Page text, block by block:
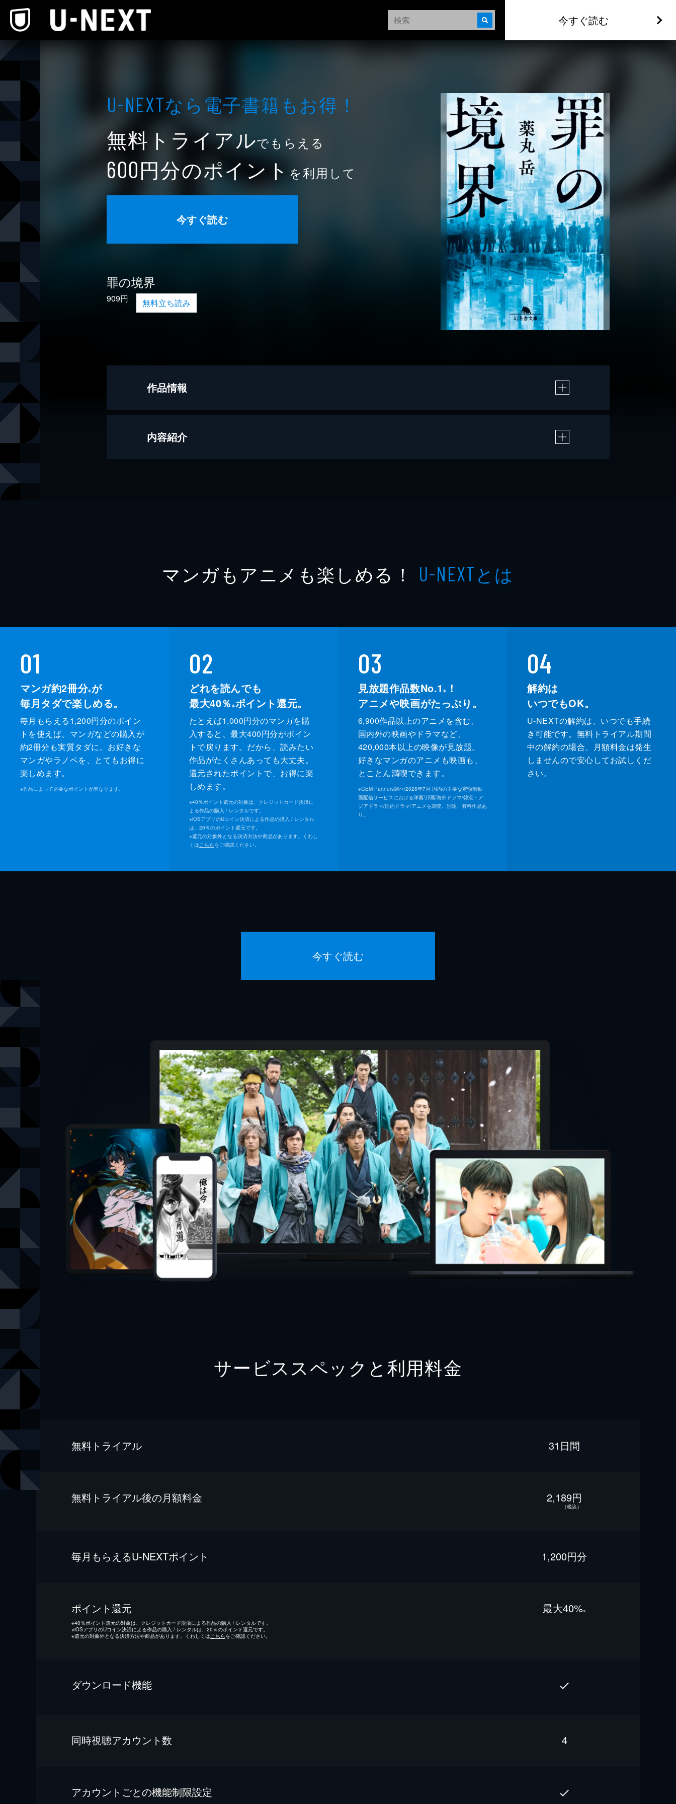
今すぐ読む
U-NEXTなら電⼦書籍もお得！
無料トライアルでもらえる
600円分のポイント を利用して
今すぐ読む
罪の境界
909円 無料立ち読み
作品情報
著者
内容紹介
マンガもアニメも楽しめる！ U-NEXTとは
01
マンガ約2冊分※が
毎月タダで楽しめる。
毎月もらえる1,200円分のポイン
トを使えば、マンガなどの購入が
約2冊分も実質タダに。お好きな
マンガやラノベを、とてもお得に
楽しめます。
※作品によって必要なポイントが異なります。
02
どれを読んでも
最大40％ ※ポイント還元。
たとえば1,000円分のマンガを購
入すると、最大400円分がポイン
トで戻ります。だから、読みたい
作品がたくさんあっても大丈夫。
還元されたポイントで、お得に楽
しめます。
※40％ポイント還元の対象は、クレジットカード決済に
よる作品の購入 / レンタルです。
※iOSアプリのUコイン決済による作品の購入 / レンタル
は、20％のポイント還元です。
※還元の対象外となる決済方法や商品があります。くわし
くは こちらをご確認ください。
03
見放題作品数No.1 ※
！
アニメや映画がたっぷり。
6,900作品以上のアニメを含む、
国内外の映画やドラマなど、
420,000本以上の映像が見放題。
好きなマンガのアニメも映画も、
とことん満喫できます。
※GEM Partners調べ/2026年7⽉ 国内の主要な定額制動
画配信サービスにおける洋画/邦画/海外ドラマ/韓流・ア
ジアドラマ/国内ドラマ/アニメを調査。別途、有料作品あ
り。
04
解約は
いつでもOK。
U-NEXTの解約は、いつでも手続
き可能です。無料トライアル期間
中の解約の場合、月額料金は発生
しませんので安心してお試しくだ
さい。
今すぐ読む
サービススペックと利用料金
無料トライアル 31日間
無料トライアル後の⽉額料金 2,189円
（税込）
毎⽉もらえるU-NEXTポイント 1,200円分
ポイント還元 最⼤40%※
※40％ポイント還元の対象は、クレジットカード決済による作品の購入 / レンタルです。
※iOSアプリのUコイン決済による作品の購入 / レンタルは、20％のポイント還元です。
※還元の対象外となる決済方法や商品があります。くわしくは こちらをご確認ください。
ダウンロード機能
同時視聴アカウント数 4
アカウントごとの機能制限設定